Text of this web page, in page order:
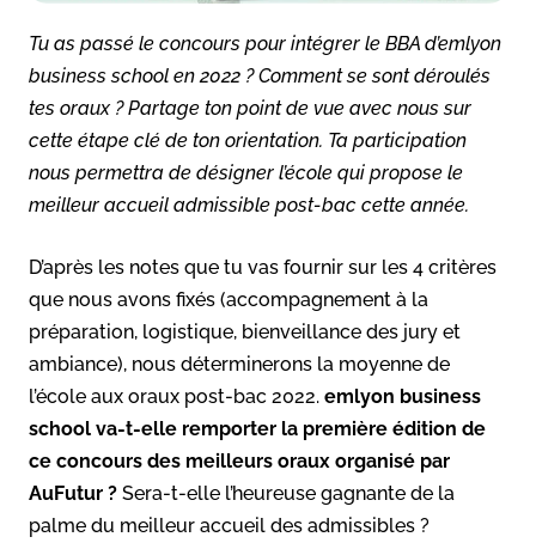
Tu as passé le concours pour intégrer le BBA d’emlyon
business school en 2022 ? Comment se sont déroulés
tes oraux ? Partage ton point de vue avec nous sur
cette étape clé de ton orientation. Ta participation
nous permettra de désigner l’école qui propose le
meilleur accueil admissible post-bac cette année.
D’après les notes que tu vas fournir sur les 4 critères
que nous avons fixés (accompagnement à la
préparation, logistique, bienveillance des jury et
ambiance), nous déterminerons la moyenne de
l’école aux oraux post-bac 2022. emlyon business
school va-t-elle remporter la première édition de
ce concours des meilleurs oraux organisé par
AuFutur ? Sera-t-elle l’heureuse gagnante de la
palme du meilleur accueil des admissibles ?